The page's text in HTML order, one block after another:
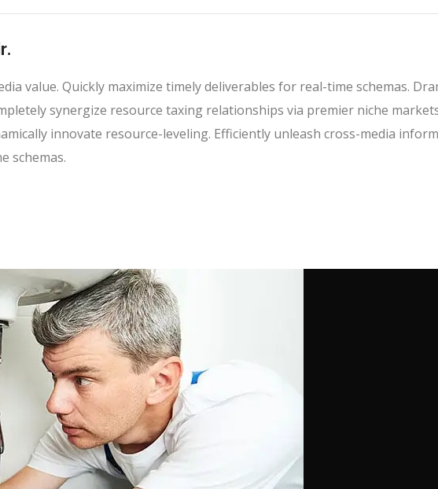
value. Quickly maximize timely deliverables for real-time schemas.
synergize resource taxing relationships via premier niche
innovate resource-leveling. Efficiently unleash cross-media
schemas.